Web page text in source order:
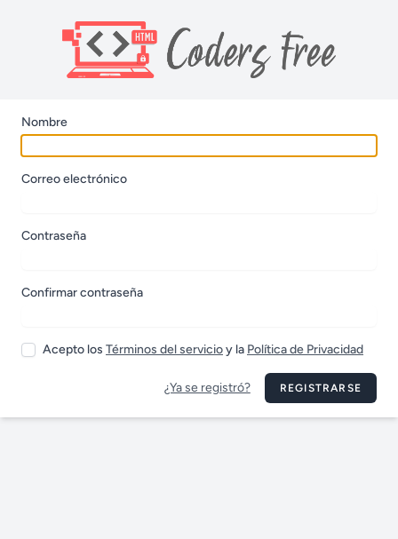
Nombre
Correo electrónico
Contraseña
Confirmar contraseña
Acepto los Términos del servicioy la Política de Privacidad
¿Ya se registró? REGISTRARSE